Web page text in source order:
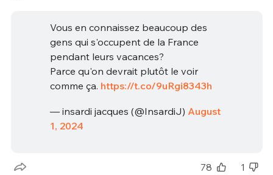
Vous en connaissez beaucoup des
gens qui s'occupent de la France
pendant leurs vacances?
Parce qu'on devrait plutôt le voir
comme ça. https://t.co/9uRgi8343h
— insardi jacques (@InsardiJ) August
1, 2024
78 1